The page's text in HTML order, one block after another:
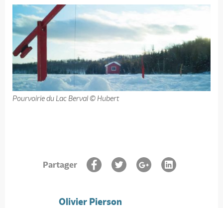
Pourvoirie du Lac Berval © Hubert
Partager
Olivier Pierson